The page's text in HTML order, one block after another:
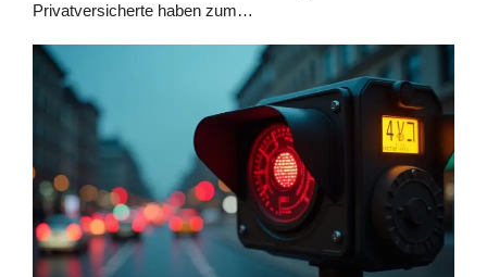
Privatversicherte haben zum…